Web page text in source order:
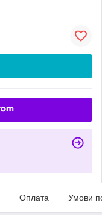
Оплата Умови